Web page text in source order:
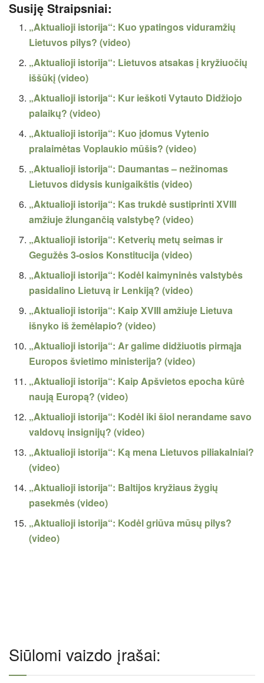
Susiję Straipsniai:
„Aktualioji istorija“: Kuo ypatingos viduramžių
Lietuvos pilys? (video)
„Aktualioji istorija“: Lietuvos atsakas į kryžiuočių
iššūkį (video)
„Aktualioji istorija“: Kur ieškoti Vytauto Didžiojo
palaikų? (video)
„Aktualioji istorija“: Kuo įdomus Vytenio
pralaimėtas Voplaukio mūšis? (video)
„Aktualioji istorija“: Daumantas – nežinomas
Lietuvos didysis kunigaikštis (video)
„Aktualioji istorija“: Kas trukdė sustiprinti XVIII
amžiuje žlungančią valstybę? (video)
„Aktualioji istorija“: Ketverių metų seimas ir
Gegužės 3-osios Konstitucija (video)
„Aktualioji istorija“: Kodėl kaimyninės valstybės
pasidalino Lietuvą ir Lenkiją? (video)
„Aktualioji istorija“: Kaip XVIII amžiuje Lietuva
išnyko iš žemėlapio? (video)
„Aktualioji istorija“: Ar galime didžiuotis pirmąja
Europos švietimo ministerija? (video)
„Aktualioji istorija“: Kaip Apšvietos epocha kūrė
naują Europą? (video)
„Aktualioji istorija“: Kodėl iki šiol nerandame savo
valdovų insignijų? (video)
„Aktualioji istorija“: Ką mena Lietuvos piliakalniai?
(video)
„Aktualioji istorija“: Baltijos kryžiaus žygių
pasekmės (video)
„Aktualioji istorija“: Kodėl griūva mūsų pilys?
(video)
Siūlomi vaizdo įrašai: